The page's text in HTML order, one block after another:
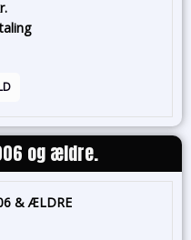
og ældre.
& ÆLDRE